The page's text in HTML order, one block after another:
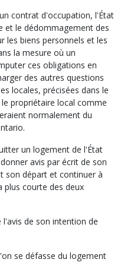
contrat d'occupation, l'État
et le dédommagement des
les biens personnels et les
la mesure où un
ces obligations en
des autres questions
locales, précisées dans le
propriétaire local comme
normalement du
un logement de l'État
avis par écrit de son
son départ et continuer à
plus courte des deux
de son intention de
se défasse du logement